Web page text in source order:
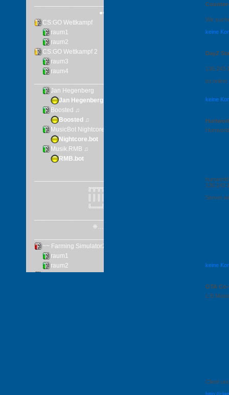
Wir
keine
DayZ
ist online
keine
Server
keine
GTA
c.B
Client